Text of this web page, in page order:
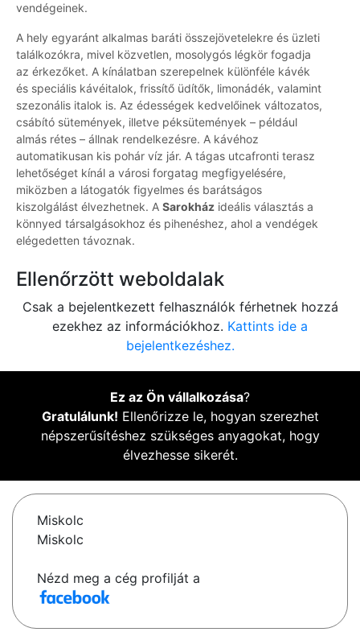
vendégeinek.
A hely egyaránt alkalmas baráti összejövetelekre és üzleti
találkozókra, mivel közvetlen, mosolygós légkör fogadja
az érkezőket. A kínálatban szerepelnek különféle kávék
és speciális kávéitalok, frissítő üdítők, limonádék, valamint
szezonális italok is. Az édességek kedvelőinek változatos,
csábító sütemények, illetve péksütemények – például
almás rétes – állnak rendelkezésre. A kávéhoz
automatikusan kis pohár víz jár. A tágas utcafronti terasz
lehetőséget kínál a városi forgatag megfigyelésére,
miközben a látogatók figyelmes és barátságos
kiszolgálást élvezhetnek. A Sarokház ideális választás a
könnyed társalgásokhoz és pihenéshez, ahol a vendégek
elégedetten távoznak.
Ellenőrzött weboldalak
Csak a bejelentkezett felhasználók férhetnek hozzá
ezekhez az információkhoz. Kattints ide a
bejelentkezéshez.
Ez az Ön vállalkozása?
Gratulálunk! Ellenőrizze le, hogyan szerezhet
népszerűsítéshez szükséges anyagokat, hogy
élvezhesse sikerét.
Miskolc
Miskolc
Nézd meg a cég profilját a